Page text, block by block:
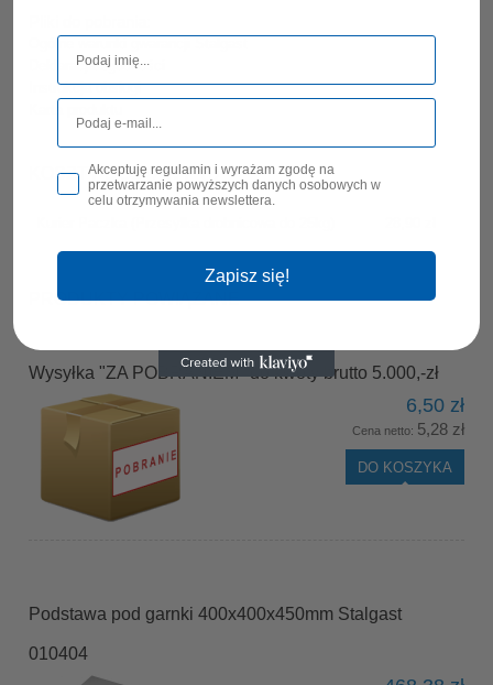
Ogólne warunki gwarancji Stalgast
Deklaracja zgodności
Instrukcja obsługi
KOSZTY DOSTAWY
CENA NIE ZAWIERA EWENTUALNYCH KOSZTÓW
PŁATNOŚCI
PRODUKTY POWIĄZANE
Wysyłka "ZA POBRANIEM" do kwoty brutto 5.000,-zł
6,50 zł
Cena netto: 5,28 zł
DO KOSZYKA
Podstawa pod garnki 400x400x450mm Stalgast
010404
Akceptuję regulamin i wyrażam zgodę na
przetwarzanie powyższych danych osobowych w
celu otrzymywania newslettera.
Zapisz się!